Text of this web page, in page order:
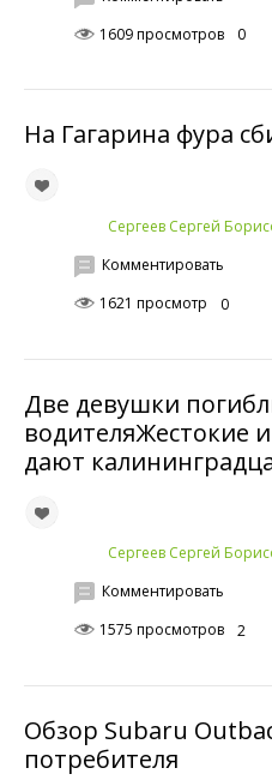
1609 просмотров
0
На Гагарина фура
Сергеев Сергей
Комментировать
1621 просмотр
0
Две девушки
водителяЖестокие
дают
Сергеев Сергей
Комментировать
1575 просмотров
2
Обзор Subaru
потребителя